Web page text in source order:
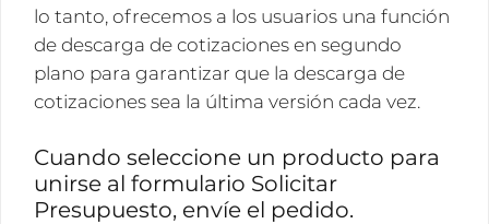
lo tanto, ofrecemos a los usuarios una función
de descarga de cotizaciones en segundo
plano para garantizar que la descarga de
cotizaciones sea la última versión cada vez.
Cuando seleccione un producto para
unirse al formulario Solicitar
Presupuesto, envíe el pedido.